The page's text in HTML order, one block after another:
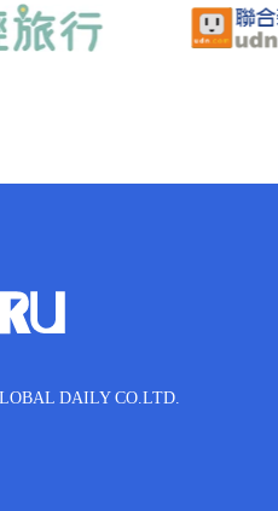
DAILY CO.LTD.